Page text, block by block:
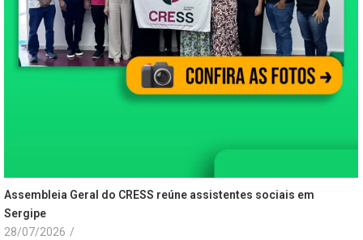
Assembleia Geral do CRESS reúne assistentes sociais em
Sergipe
28/07/2026 /